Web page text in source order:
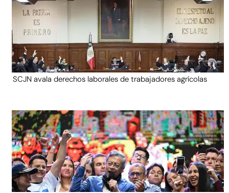
SCJN avala derechos laborales de trabajadores agrícolas